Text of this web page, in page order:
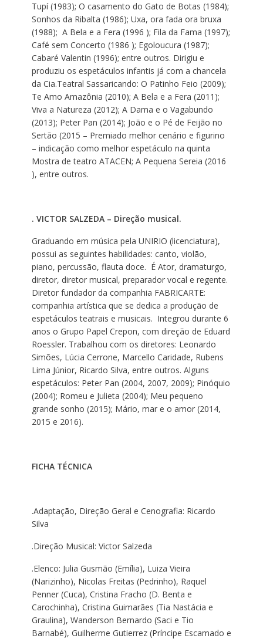
Tupí (1983); O casamento do Gato de Botas (1984);
Sonhos da Ribalta (1986); Uxa, ora fada ora bruxa
(1988); A Bela e a Fera (1996 ); Fila da Fama (1997);
Café sem Concerto (1986 ); Egoloucura (1987);
Cabaré Valentin (1996); entre outros. Dirigiu e
produziu os espetáculos infantis já com a chancela
da Cia.Teatral Sassaricando: O Patinho Feio (2009);
Te Amo Amazônia (2010); A Bela e a Fera (2011);
Viva a Natureza (2012); A Dama e o Vagabundo
(2013); Peter Pan (2014); João e o Pé de Feijão no
Sertão (2015 – Premiado melhor cenário e figurino
– indicação como melhor espetáculo na quinta
Mostra de teatro ATACEN; A Pequena Sereia (2016
), entre outros.
. VICTOR SALZEDA – Direção musical.
Graduando em música pela UNIRIO (licenciatura),
possui as seguintes habilidades: canto, violão,
piano, percussão, flauta doce. É Ator, dramaturgo,
diretor, diretor musical, preparador vocal e regente.
Diretor fundador da companhia FABRICARTE:
companhia artística que se dedica a produção de
espetáculos teatrais e musicais. Integrou durante 6
anos o Grupo Papel Crepon, com direção de Eduard
Roessler. Trabalhou com os diretores: Leonardo
Simões, Lúcia Cerrone, Marcello Caridade, Rubens
Lima Júnior, Ricardo Silva, entre outros. Alguns
espetáculos: Peter Pan (2004, 2007, 2009); Pinóquio
(2004); Romeu e Julieta (2004); Meu pequeno
grande sonho (2015); Mário, mar e o amor (2014,
2015 e 2016).
FICHA TÉCNICA
.Adaptação, Direção Geral e Cenografia: Ricardo
Silva
.Direção Musical: Victor Salzeda
.Elenco: Julia Gusmão (Emília), Luiza Vieira
(Narizinho), Nicolas Freitas (Pedrinho), Raquel
Penner (Cuca), Cristina Fracho (D. Benta e
Carochinha), Cristina Guimarães (Tia Nastácia e
Graulina), Wanderson Bernardo (Saci e Tio
Barnabé), Guilherme Gutierrez (Príncipe Escamado e